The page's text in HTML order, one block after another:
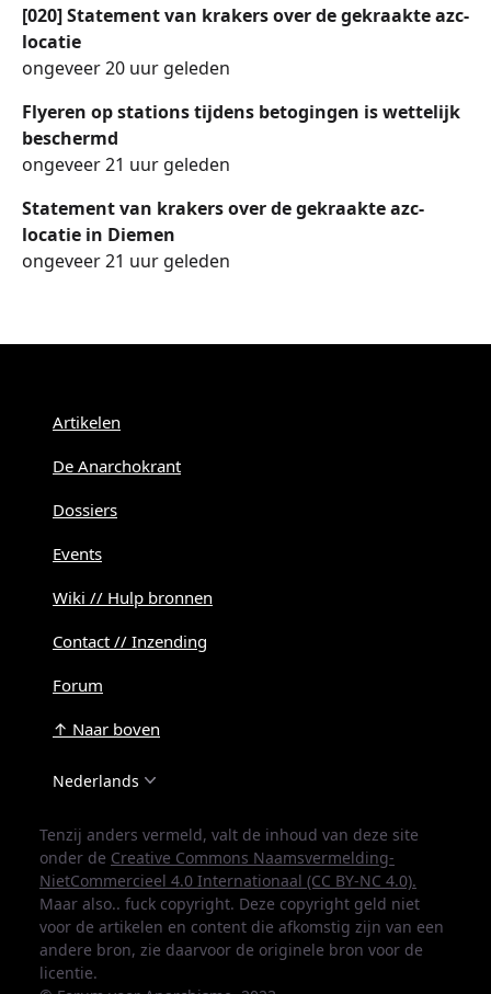
[020] Statement van krakers over de gekraakte azc-
locatie
ongeveer 20 uur geleden
Flyeren op stations tijdens betogingen is wettelijk
beschermd
ongeveer 21 uur geleden
Statement van krakers over de gekraakte azc-
locatie in Diemen
ongeveer 21 uur geleden
Artikelen
De Anarchokrant
Dossiers
Events
Wiki // Hulp bronnen
Contact // Inzending
Forum
↑ Naar boven
Nederlands
Tenzij anders vermeld, valt de inhoud van deze site
onder de Creative Commons Naamsvermelding-
NietCommercieel 4.0 Internationaal (CC BY-NC 4.0).
Maar also.. fuck copyright. Deze copyright geld niet
voor de artikelen en content die afkomstig zijn van een
andere bron, zie daarvoor de originele bron voor de
licentie.